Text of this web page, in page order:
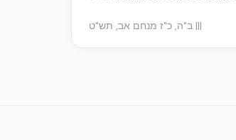
ב"ה, כ"ז מנחם אב, תש"ט |||